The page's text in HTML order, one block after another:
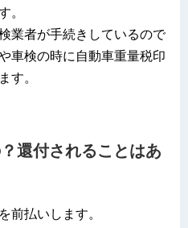
。
業者が手続きしているので
車検の時に自動車重量税印
す。
還付されることはあ
前払いします。